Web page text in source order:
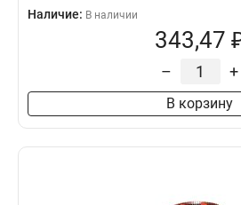
Наличие: В наличии
343,47
– +
В корзину